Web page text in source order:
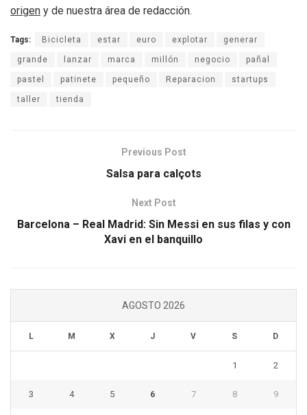
origen y de nuestra área de redacción.
Tags: Bicicleta estar euro explotar generar
grande lanzar marca millón negocio pañal
pastel patinete pequeño Reparacion startups
taller tienda
Previous Post
Salsa para calçots
Next Post
Barcelona – Real Madrid: Sin Messi en sus filas y con
Xavi en el banquillo
AGOSTO 2026
L M X J V S D
1 2
3 4 5 6 7 8 9